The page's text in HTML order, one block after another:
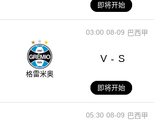
即将开始
08-09
03:00 巴西甲
格雷米奥
V - S
即将开始
08-09
05:30 巴西甲